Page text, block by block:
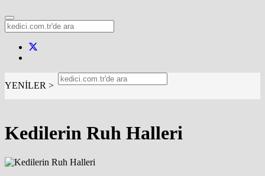
YENİLER >
Kedilerin Ruh Halleri